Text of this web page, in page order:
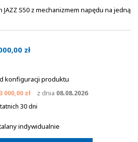
S50 z mechanizmem napędu na jedną
zł
konfiguracji produktu
000,00 zł z dnia 08.08.2026
30 dni
indywidualnie